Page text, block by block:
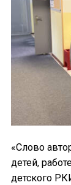
«Слово
детей,
детского